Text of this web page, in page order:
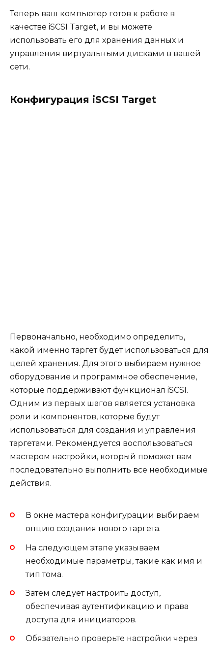
Теперь ваш компьютер готов к работе в
качестве iSCSI Target, и вы можете
использовать его для хранения данных и
управления виртуальными дисками в вашей
сети.
Конфигурация iSCSI Target
Первоначально, необходимо определить,
какой именно таргет будет использоваться для
целей хранения. Для этого выбираем нужное
оборудование и программное обеспечение,
которые поддерживают функционал iSCSI.
Одним из первых шагов является установка
роли и компонентов, которые будут
использоваться для создания и управления
таргетами. Рекомендуется воспользоваться
мастером настройки, который поможет вам
последовательно выполнить все необходимые
действия.
В окне мастера конфигурации выбираем
опцию создания нового таргета.
На следующем этапе указываем
необходимые параметры, такие как имя и
тип тома.
Затем следует настроить доступ,
обеспечивая аутентификацию и права
доступа для инициаторов.
Обязательно проверьте настройки через